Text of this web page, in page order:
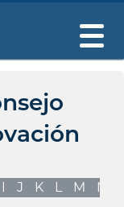
I J K L M N